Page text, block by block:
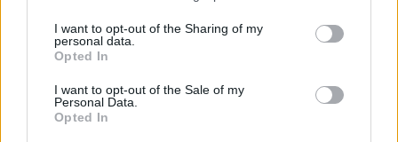
I want to opt-out of the Sharing of my
personal data.
Opted In
I want to opt-out of the Sale of my
Personal Data.
Opted In
magyar kormány és mivel néz szembe a nemzetközi
környezetben? Ez lesz a Portfolio idei kiemelt
gazdaságpolitikai konferenciájának legfontosabb
témája.Információ és jelentkezés "További állami
bankvásárlások sem zárhatóak...